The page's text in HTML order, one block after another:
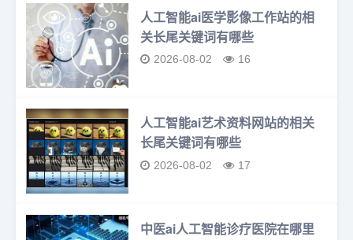
人工智能ai医学影像工作站的相
关长尾关键词有哪些
2026-08-02 16
人工智能ai艺术资料网站的相关
长尾关键词有哪些
2026-08-02 17
中医ai人工智能诊疗医院在哪里